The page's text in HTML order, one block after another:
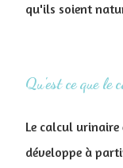
qu'ils soient
Qu'est ce que
Le calcul
développe à